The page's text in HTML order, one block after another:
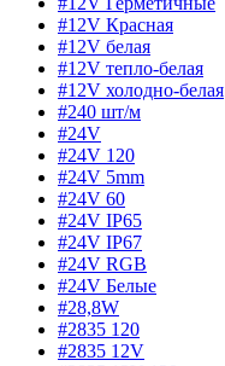
#12V Красная
#12V белая
#12V тепло-белая
#12V холодно-белая
#240 шт/м
#24V
#24V 120
#24V 5mm
#24V 60
#24V IP65
#24V IP67
#24V RGB
#24V Белые
#28,8W
#2835 120
#2835 12V